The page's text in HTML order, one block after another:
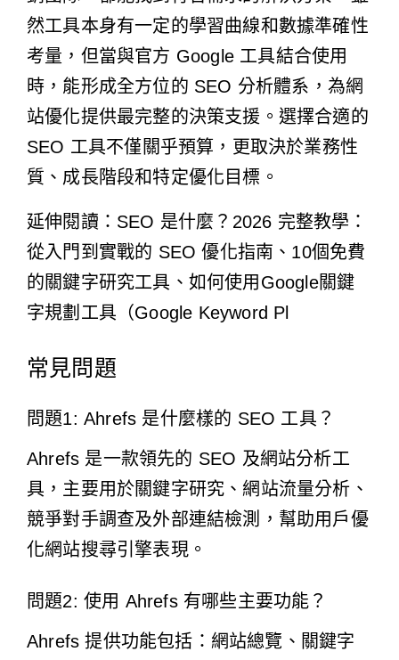
然工具本身有一定的學習曲線和數據準確性
考量，但當與官方 Google 工具結合使用
時，能形成全方位的 SEO 分析體系，為網
站優化提供最完整的決策支援。選擇合適的
SEO 工具不僅關乎預算，更取決於業務性
質、成長階段和特定優化目標。
延伸閱讀： SEO 是什麼？2026 完整教學：
從入門到實戰的 SEO 優化指南 、 10個免費
的關鍵字研究工具 、 如何使用Google關鍵
字規劃工具（Google Keyword Pl
常見問題
問題1: Ahrefs 是什麼樣的 SEO 工具？
Ahrefs 是一款領先的 SEO 及網站分析工
具，主要用於關鍵字研究、網站流量分析、
競爭對手調查及外部連結檢測，幫助用戶優
化網站搜尋引擎表現。
問題2: 使用 Ahrefs 有哪些主要功能？
Ahrefs 提供功能包括：網站總覽、關鍵字